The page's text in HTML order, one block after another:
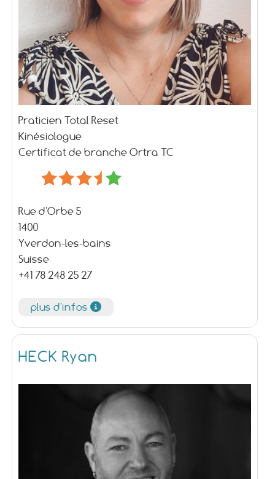
Praticien Total Reset
Kinésiologue
Certificat de branche Ortra TC
Rue d'Orbe 5
1400
Yverdon-les-bains
Suisse
+41 78 248 25 27
plus d'infos
HECK Ryan